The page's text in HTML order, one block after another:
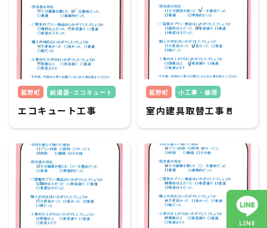
菰野町 給湯器･エコキュート
エコキュート工事
菰野町 小工事・修理
室内建具取替工事🚪